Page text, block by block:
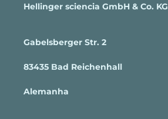
Hellinger sciencia GmbH & Co. KG
Gabelsberger Str. 2
83435 Bad Reichenhall
Alemanha